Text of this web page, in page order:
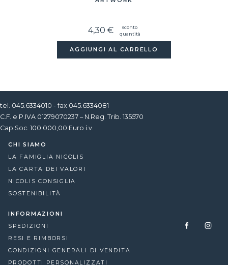
4,30 €
sconto
quantità
AGGIUNGI AL CARRELLO
tel. 045.6334010 - fax 045.6334081
C.F. e P.IVA 01279070237 – N.Reg. Trib. 135570
Cap.Soc. 100.000,00 Euro i.v.
CHI SIAMO
LA FAMIGLIA NICOLIS
LA CARTA DEI VALORI
NICOLIS CONSIGLIA
SOSTENIBILITÀ
INFORMAZIONI
SPEDIZIONI
RESI E RIMBORSI
CONDIZIONI GENERALI DI VENDITA
PRODOTTI PERSONALIZZATI